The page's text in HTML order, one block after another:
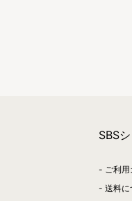
SBS
ご利用
送料に